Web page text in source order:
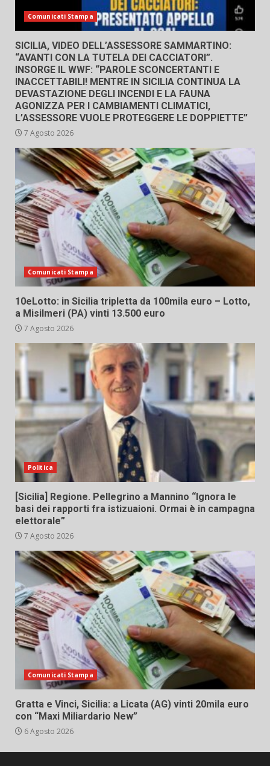
Comunicati Stampa
SICILIA, VIDEO DELL’ASSESSORE SAMMARTINO:
“AVANTI CON LA TUTELA DEI CACCIATORI”.
INSORGE IL WWF: “PAROLE SCONCERTANTI E
INACCETTABILI! MENTRE IN SICILIA CONTINUA LA
DEVASTAZIONE DEGLI INCENDI E LA FAUNA
AGONIZZA PER I CAMBIAMENTI CLIMATICI,
L’ASSESSORE VUOLE PROTEGGERE LE DOPPIETTE”
7 Agosto 2026
Comunicati Stampa
10eLotto: in Sicilia tripletta da 100mila euro – Lotto,
a Misilmeri (PA) vinti 13.500 euro
7 Agosto 2026
Politica
[Sicilia] Regione. Pellegrino a Mannino “Ignora le
basi dei rapporti fra istizuaioni. Ormai è in campagna
elettorale”
7 Agosto 2026
Comunicati Stampa
Gratta e Vinci, Sicilia: a Licata (AG) vinti 20mila euro
con “Maxi Miliardario New”
6 Agosto 2026